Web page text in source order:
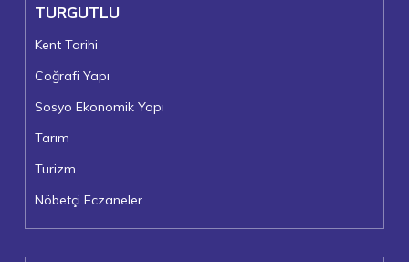
TURGUTLU
Kent Tarihi
Coğrafi Yapı
Sosyo Ekonomik Yapı
Tarım
Turizm
Nöbetçi Eczaneler